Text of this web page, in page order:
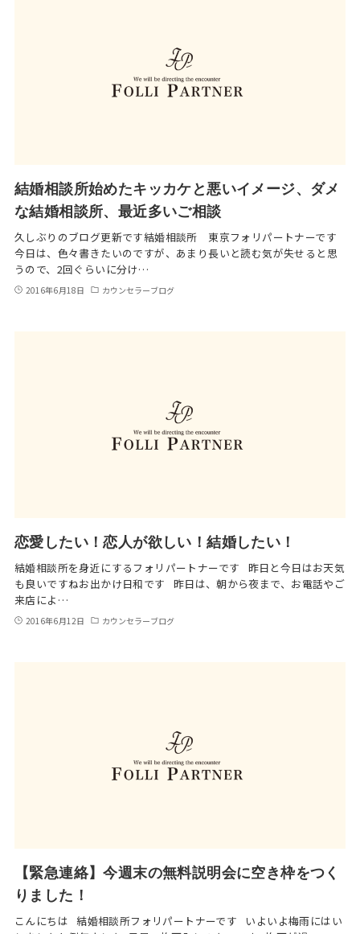
結婚相談所始めたキッカケと悪いイメージ、ダメ
な結婚相談所、最近多いご相談
久しぶりのブログ更新です結婚相談所 東京フォリパートナーです
今日は、色々書きたいのですが、あまり長いと読む気が失せると思
うので、2回ぐらいに分け…
2016年6月18日 カウンセラーブログ
恋愛したい！恋人が欲しい！結婚したい！
結婚相談所を身近にするフォリパートナーです 昨日と今日はお天気
も良いですねお出かけ日和です 昨日は、朝から夜まで、お電話やご
来店によ…
2016年6月12日 カウンセラーブログ
【緊急連絡】今週末の無料説明会に空き枠をつく
りました！
こんにちは 結婚相談所フォリパートナーです いよいよ梅雨にはい